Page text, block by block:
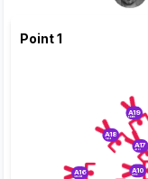
A10
Limo
A17
Jpol
A19
Eliane
A18
Yaya
A16
Vincent
Point 1